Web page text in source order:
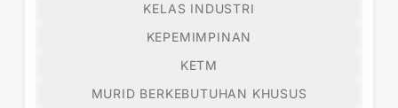
KELAS INDUSTRI
KEPEMIMPINAN
KETM
MURID BERKEBUTUHAN KHUSUS